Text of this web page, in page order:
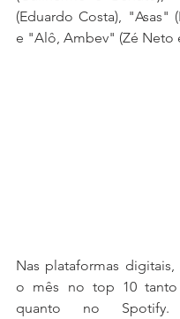
(Eduardo Costa), "Asas"
e "Alô, Ambev" (Zé Neto
Nas plataformas
o mês no top 10 tanto
quanto no